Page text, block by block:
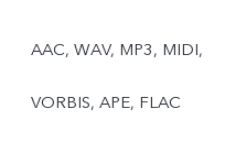
AAC, WAV, MP3, MIDI,
VORBIS, APE, FLAC